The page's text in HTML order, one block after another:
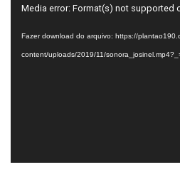
Tocador
Media error: Format(s) not supported
Fazer download do arquivo: https://
content/uploads/2019/11/